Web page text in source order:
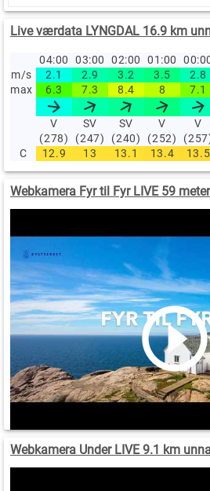
Live værdata LYNGDAL 16.9 km
04:00 03:00 02:00 01:00
m/s
2.1 2.9 3.2 3.5 2.8
max
6.3 7.3 8.4 8 7.1
V
(278)
SV
(247)
SV
(240)
V
(252)
V
C
12.9 13 13.1 13.4 13.5
Webkamera Fyr til Fyr LIVE 59
Webkamera Under LIVE 9.1 km